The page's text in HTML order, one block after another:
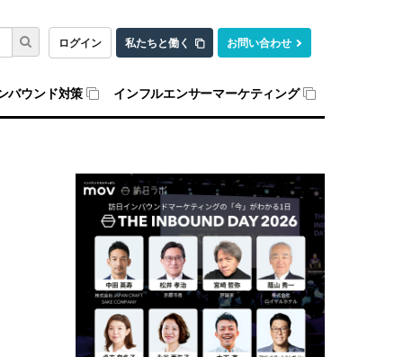
ログイン 私たちと働く お問い合わせ
バウンド対策 インフルエンサーマーケティング